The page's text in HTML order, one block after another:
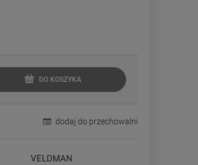
DO KOSZYKA
dodaj do przechowalni
VELDMAN